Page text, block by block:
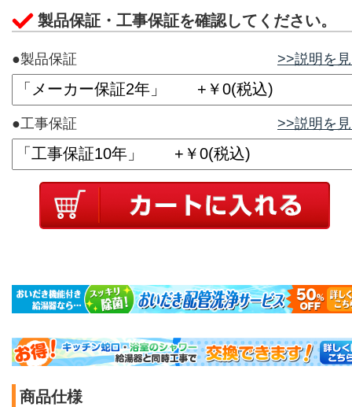
製品保証・工事保証を確認してください。
●製品保証 >>説明を
●工事保証 >>説明を
商品仕様